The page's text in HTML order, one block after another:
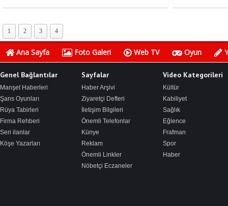
1 2 3 4
Ana Sayfa Foto Galeri Web TV Oyun
Genel Bağlantılar
Manşet Haberleri
Şans Oyunları
Rüya Tabirleri
Firma Rehberi
Seri ilanlar
Köşe Yazarları
Sayfalar
Haber Arşivi
Ziyaretçi Defteri
İletişim Bilgileri
Önemli Telefonlar
Künye
Reklam
Önemli Linkler
Nöbetçi Eczaneler
Video Kategorileri
Kültür
Kabiliyet
Sağlık
Eğlence
Frafman
Spor
Haber